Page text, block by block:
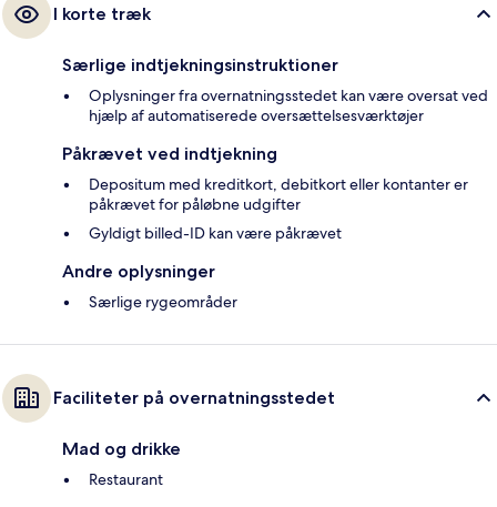
I korte træk
Særlige indtjekningsinstruktioner
Oplysninger fra overnatningsstedet kan være oversat ved
hjælp af automatiserede oversættelsesværktøjer
Påkrævet ved indtjekning
Depositum med kreditkort, debitkort eller kontanter er
påkrævet for påløbne udgifter
Gyldigt billed-ID kan være påkrævet
Andre oplysninger
Særlige rygeområder
Faciliteter på overnatningsstedet
Mad og drikke
Restaurant